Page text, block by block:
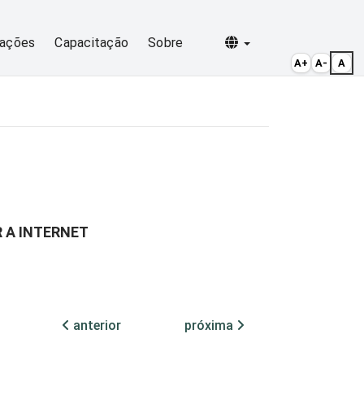
Capacitação Sobre Selecionar idioma
A INTERNET
anterior
próxima
A+ A- A